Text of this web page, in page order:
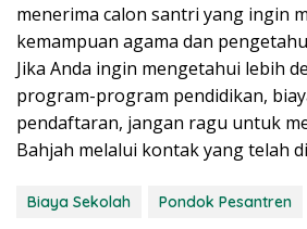
menerima calon santri yang ingin
kemampuan agama dan
Jika Anda ingin mengetahui lebih
program-program pendidikan,
pendaftaran, jangan ragu untuk
Bahjah melalui kontak yang telah
Biaya Sekolah Pondok Pesantren